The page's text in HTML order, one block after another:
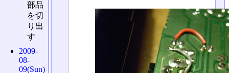
部品
を切
り出
す
2009-
08-
09(Sun)